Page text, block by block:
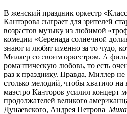
В женский праздник оркестр
Канторова сыграет для зрителей
возрастов музыку из любимой
комедии «Серенада солнечной
знают и любят именно за то чудо,
Миллер со своим оркестром. А
романтическую любовь, то есть
раз к празднику. Правда, Миллер
столько мелодий, чтобы хватило на
маэстро Канторов усилил концерт
продолжателей великого
Дунаевского, Андрея Петрова.